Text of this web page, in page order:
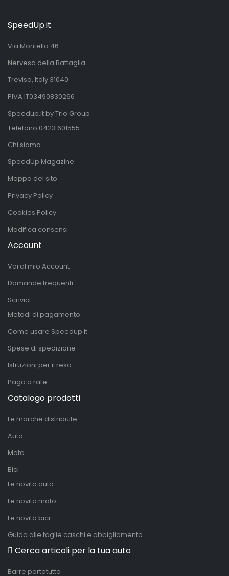
SpeedUp.it
Via Montello 46
Nervesa della Battaglia
Treviso, Italy 31040
PIVA IT03490830266
Speedup.it by Trio Group
Telefono 0423.601555
Chi siamo
SpeedUp Magazine
Mappa del sito
Privacy Policy
Cookies Policy
Modifica consensi
Account
Vai al mio Account
Domande frequenti
Scrivici
Metodi di pagamento
Come usare Speedup.it
Spese di spedizione
Istruzioni per il reso
Paga a rate
Catalogo prodotti
Le marche distribuite
Auto
Moto
Bici
Le novità auto
Le novità moto
Le novità bici
Guida alle taglie caschi e abbigliamento
Cerca articoli per la tua auto
Barre portatutto